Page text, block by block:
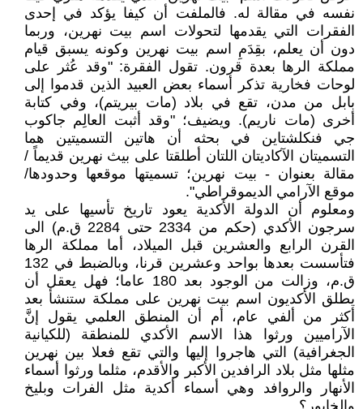
نفسه في مقالة له. فالملفت أن كيفا يؤكد في إحدى
الفقرات التي يقدمها لتحولات اسم بيت نهرين، وربما
دون أن يعلم، بقِدَمِ اسم بيت نهرين وكونه يسبق قيام
مملكة الرها بعدة قرون. تقول الفقرة: "وقد عُثر على
لوحات فخارية تذكر أسماء بعض العبيد الذين قدموا إلى
بابل من مدن، تقع في بلاد (مات بيريتم)، وفي كتابة
أخرى (مات ناريم). ويضيف؛ "وقد أثبت العالِم جاكوب
جي فنكلشتاين في بحثه أن هاتين التسميتين هما
التسميتان الآكاديتان اللتان أطلقتا على بيث نهرين قديماً /
مقالة بعنوان - بيت نهرين؛ تسميتها موقعها وحدودها/
موقع الآرامي الديموقراطي".
ومعلوم أن الدولة الأكدية يعود تاريخ تأسيها على يد
سرجون الأكدي (حكم من 2334 حتى 2284 ق.م) الى
القرن الرابع والعشرين قبل الميلاد، أما مملكة الرها
فتأسست بعدها بواحد وعشرين قرنا، وبالضبط في 132
ق.م، وزالت من الوجود بعد 180 عاما؛ فهل يعقل أن
يطلق الأكديون اسم بيت نهرين على مملكة ستنشأ بعد
أكثر من ألفي عام، أم أن المنطق العلمي يقول إنَّ
الآراميين ورثوا هذا الاسم الأكدي للمنطقة (للكيانية
الجغرافية) التي هاجروا إليها والتي تقع فعلا بين نهرين
مثلها مثل بلاد الرافدين الأكبر والأقدم، مثلما ورثوا أسماء
الأنهار والروافد وهي أسماء أكدية مثل الفرات وبليخ